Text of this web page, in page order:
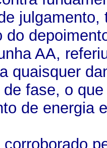
do
AA,
quaisquer
fase, o
de energia
corroborado